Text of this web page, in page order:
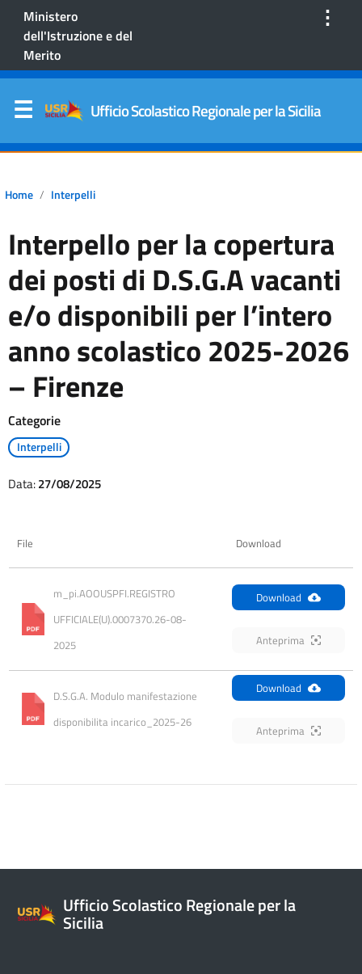
Ministero
dell'Istruzione e del
Merito
⋮
Ufficio Scolastico Regionale per la Sicilia
Home Interpelli
Interpello per la copertura
dei posti di D.S.G.A vacanti
e/o disponibili per l’intero
anno scolastico 2025-2026
– Firenze
Categorie
Interpelli
Data:27/08/2025
File Download
m_pi.AOOUSPFI.REGISTRO
UFFICIALE(U).0007370.26-08-
2025
Download
Anteprima
D.S.G.A. Modulo manifestazione
disponibilita incarico_2025-26
Download
Anteprima
Ufficio Scolastico Regionale per la
Sicilia